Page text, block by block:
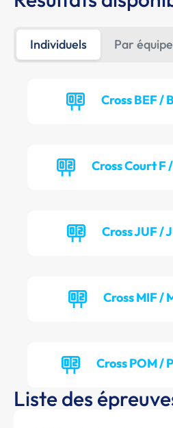
Individuels Par
Cross BEF /
Cross Court F
Cross JUF /
Cross MIF /
Cross POM /
Liste des